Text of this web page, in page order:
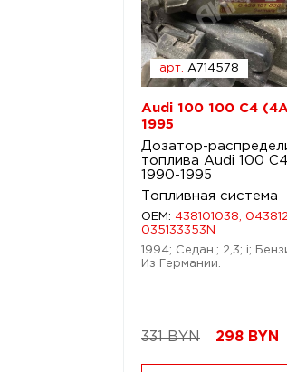
арт. A714578
Audi 100 100 C4
1995
Дозатор-
топлива Audi 100
1990-1995
Топливная система
OEM: 438101038,
035133353N
1994; Седан.; 2,3; i;
Из Германии.
331 BYN 298 BYN